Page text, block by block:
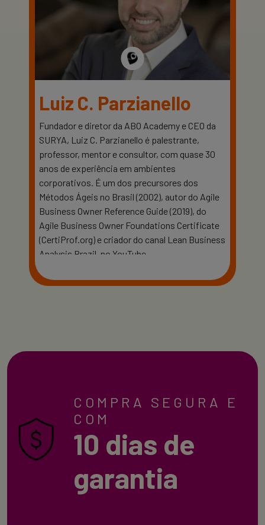
Luiz C. Parzianello
Fundador e diretor da ABO Academy e CEO da
SURYA, Luiz C. Parzianello é palestrante,
professor, mentor e consultor, com quase 30
anos de experiência em ambientes
corporativos. É um dos precursores dos
Métodos Ágeis no Brasil (2002), autor do Agile
Business Owner Reference Guide (2019), do
Agile Business Owner Foundations Certificate
(CertiProf.org) e criador do canal Lean Business
Analysis Brazil, no YouTube.
COMPRA SEGURA E
COM
10 dias de
garantia